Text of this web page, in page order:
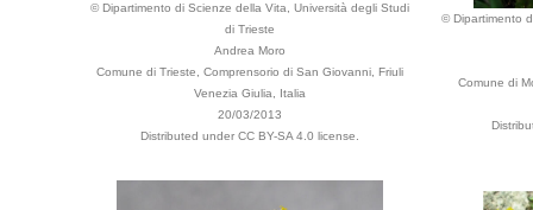
© Dipartimento di Scienze della Vita, Università degli Studi
di Trieste
Andrea Moro
Comune di Trieste, Comprensorio di San Giovanni, Friuli
Venezia Giulia, Italia
20/03/2013
Distributed under CC BY-SA 4.0 license.
© Dipartimento
Comune di